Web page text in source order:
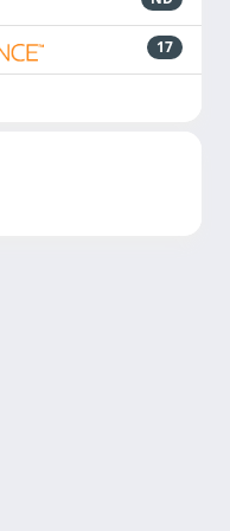
17